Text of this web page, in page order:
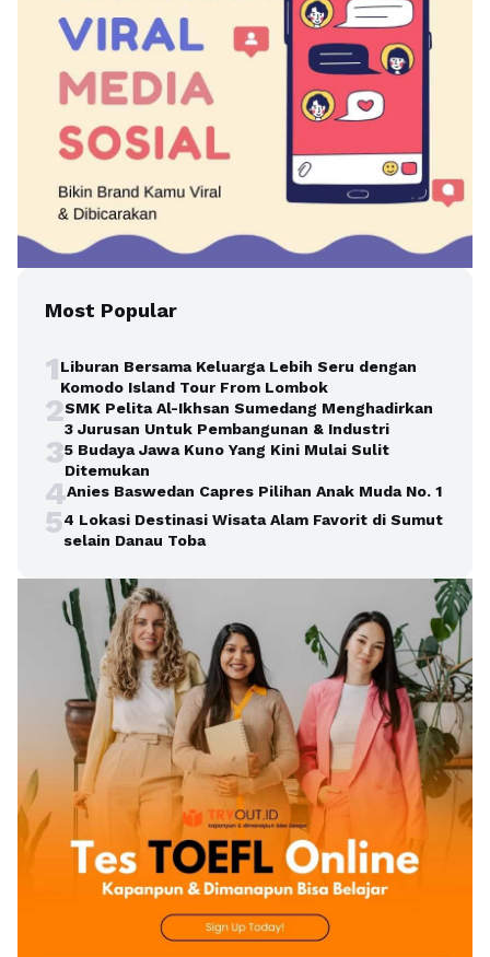
Most Popular
1Liburan Bersama Keluarga Lebih Seru dengan
Komodo Island Tour From Lombok
2SMK Pelita Al-Ikhsan Sumedang Menghadirkan
3 Jurusan Untuk Pembangunan & Industri
35 Budaya Jawa Kuno Yang Kini Mulai Sulit
Ditemukan
4Anies Baswedan Capres Pilihan Anak Muda No. 1
54 Lokasi Destinasi Wisata Alam Favorit di Sumut
selain Danau Toba